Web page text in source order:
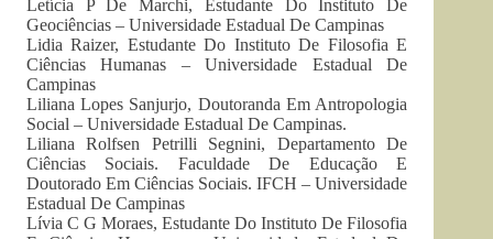
Letícia P De Marchi, Estudante Do Instituto De
Geociências – Universidade Estadual De Campinas
Lidia Raizer, Estudante Do Instituto De Filosofia E
Ciências Humanas – Universidade Estadual De
Campinas
Liliana Lopes Sanjurjo, Doutoranda Em Antropologia
Social – Universidade Estadual De Campinas.
Liliana Rolfsen Petrilli Segnini, Departamento De
Ciências Sociais. Faculdade De Educação E
Doutorado Em Ciências Sociais. IFCH – Universidade
Estadual De Campinas
Lívia C G Moraes, Estudante Do Instituto De Filosofia